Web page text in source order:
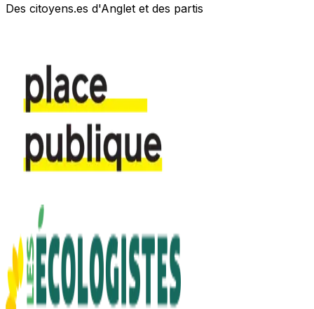
Des citoyens.es d'Anglet et des partis